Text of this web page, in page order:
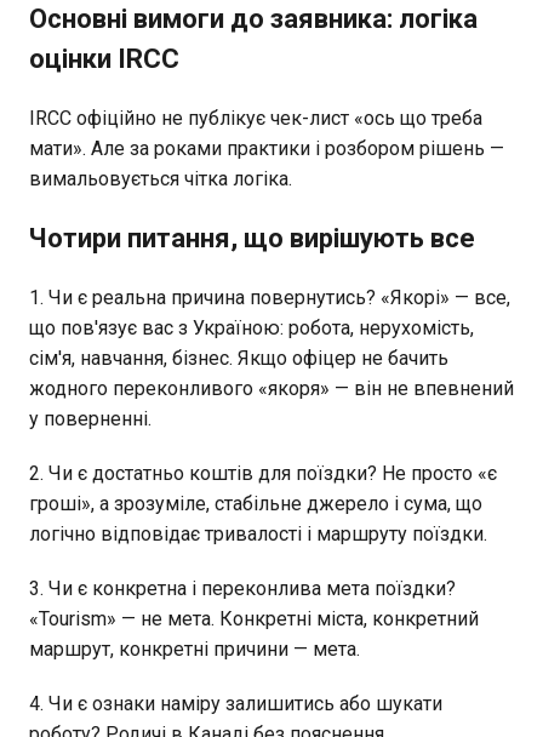
Основні вимоги до заявника: логіка
оцінки IRCC
IRCC офіційно не публікує чек-лист «ось що треба
мати». Але за роками практики і розбором рішень —
вимальовується чітка логіка.
Чотири питання, що вирішують все
1. Чи є реальна причина повернутись? «Якорі» — все,
що пов'язує вас з Україною: робота, нерухомість,
сім'я, навчання, бізнес. Якщо офіцер не бачить
жодного переконливого «якоря» — він не впевнений
у поверненні.
2. Чи є достатньо коштів для поїздки? Не просто «є
гроші», а зрозуміле, стабільне джерело і сума, що
логічно відповідає тривалості і маршруту поїздки.
3. Чи є конкретна і переконлива мета поїздки?
«Tourism» — не мета. Конкретні міста, конкретний
маршрут, конкретні причини — мета.
4. Чи є ознаки наміру залишитись або шукати